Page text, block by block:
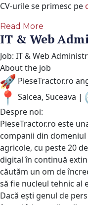
CV-urile se primesc pe
Read More
IT & Web
Job: IT & Web
About the job
PieseTractor.ro
Salcea, Suceava |
Despre noi:
PieseTractor.ro este
companii din
agricole, cu peste 20
digital în continuă
căutăm un om de
să fie nucleul tehnic al
Dacă ești genul de